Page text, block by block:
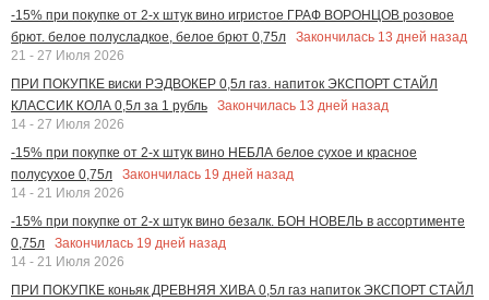
-15% при покупке от 2-х штук вино игристое ГРАФ ВОРОНЦОВ розовое
брют. белое полусладкое, белое брют 0,75л
Закончилась 13 дней назад
21 - 27 Июля 2026
ПРИ ПОКУПКЕ виски РЭДВОКЕР 0,5л газ. напиток ЭКСПОРТ СТАЙЛ
КЛАССИК КОЛА 0,5л за 1 рубль
Закончилась 13 дней назад
14 - 27 Июля 2026
-15% при покупке от 2-х штук вино НЕБЛА белое сухое и красное
полусухое 0,75л
Закончилась 19 дней назад
14 - 21 Июля 2026
-15% при покупке от 2-х штук вино безалк. БОН НОВЕЛЬ в ассортименте
0,75л
Закончилась 19 дней назад
14 - 21 Июля 2026
ПРИ ПОКУПКЕ коньяк ДРЕВНЯЯ ХИВА 0,5л газ напиток ЭКСПОРТ СТАЙЛ